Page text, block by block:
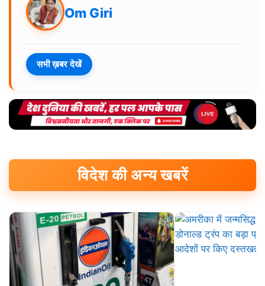
Om Giri
सभी ख़बर देखें
विदेश की अन्य खबरें